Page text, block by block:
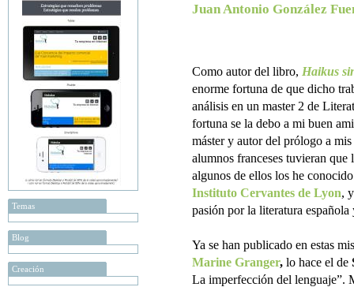
Temas
Blog
Creación
Juan Antonio González
Como autor del libro, Haikus
enorme fortuna de que dicho
análisis en un master 2 de
fortuna se la debo a mi buen
máster y autor del prólogo a
alumnos franceses tuvieran
algunos de ellos los he
Instituto Cervantes de Lyon,
pasión por la literatura
Ya se han publicado en estas
Marine Granger, lo hace el de
La imperfección del lenguaje”.